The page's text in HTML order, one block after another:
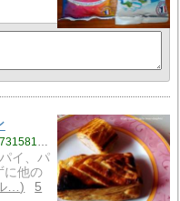
イ、パ
他の
…
5